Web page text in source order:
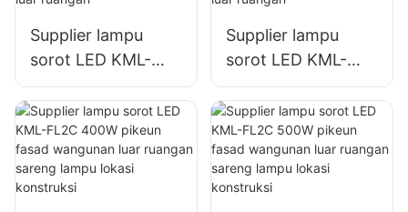
Supplier lampu
sorot LED KML-
FL2C 200W pikeun
tempat parkir
sareng gudang luar
ruangan
Supplier lampu
sorot LED KML-
FL2C 240W pikeun
tempat parkir
sareng gudang luar
ruangan